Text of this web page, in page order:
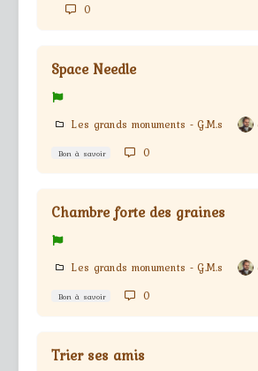
0
Space Needle
Les grands monuments - G.M.s
Bon à savoir 0
Chambre forte des graines
Les grands monuments - G.M.s
Bon à savoir 0
Trier ses amis